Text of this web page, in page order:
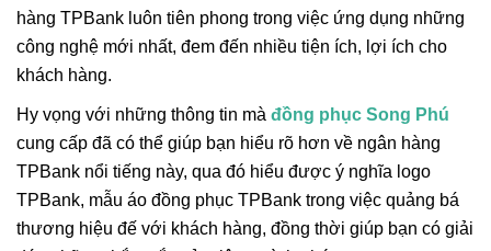
hàng TPBank luôn tiên phong trong việc ứng dụng những
công nghệ mới nhất, đem đến nhiều tiện ích, lợi ích cho
khách hàng.
Hy vọng với những thông tin mà đồng phục Song Phú
cung cấp đã có thể giúp bạn hiểu rõ hơn về ngân hàng
TPBank nổi tiếng này, qua đó hiểu được ý nghĩa logo
TPBank, mẫu áo đồng phục TPBank trong việc quảng bá
thương hiệu đế với khách hàng, đồng thời giúp bạn có giải